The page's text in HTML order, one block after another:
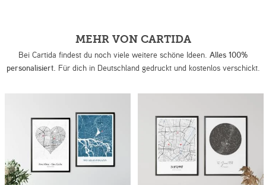
MEHR VON CARTIDA
Bei Cartida findest du noch viele weitere schöne Ideen. Alles 100%
personalisiert. Für dich in Deutschland gedruckt und kostenlos verschickt.